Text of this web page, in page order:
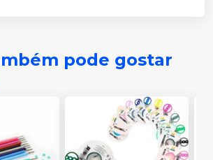
pode gostar